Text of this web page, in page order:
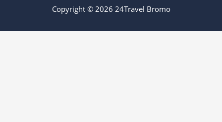
Copyright © 2026 24Travel Bromo